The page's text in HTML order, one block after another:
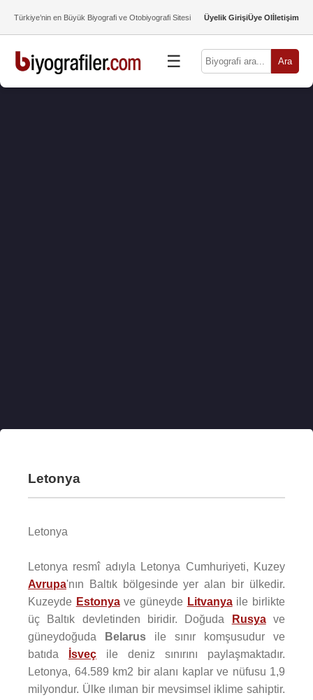
Türkiye’nin en Büyük Biyografi ve Otobiyografi Sitesi Üyelik GirişiÜye Olİletişim
☰ Ara
Letonya
Letonya
Letonya resmî adıyla Letonya Cumhuriyeti, Kuzey
Avrupa'nın Baltık bölgesinde yer alan bir ülkedir.
Kuzeyde Estonyave güneyde Litvanyaile birlikte
üç Baltık devletinden biridir. Doğuda
Rusyave
güneydoğuda
Belarus ile sınır komşusudur ve
batıda
İsveç ile deniz sınırını paylaşmaktadır.
Letonya, 64.589 km2 bir alanı kaplar ve nüfusu 1,9
milyondur. Ülke ılıman bir mevsimsel iklime sahiptir.